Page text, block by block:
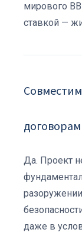
мирового
ставкой —
Да. Проект
даже в